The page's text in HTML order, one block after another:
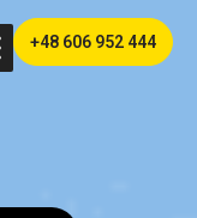
+48 606 952 444